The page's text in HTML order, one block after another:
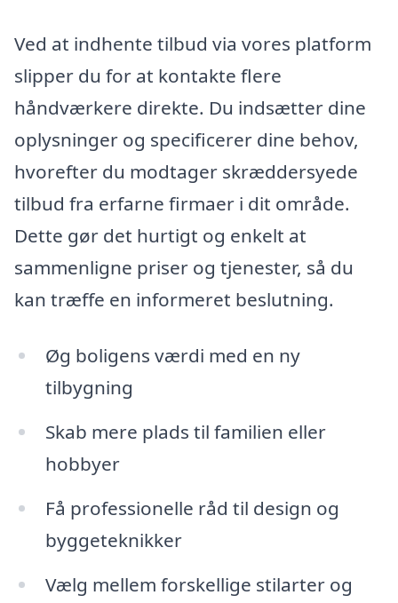
Ved at indhente tilbud via vores platform
slipper du for at kontakte flere
håndværkere direkte. Du indsætter dine
oplysninger og specificerer dine behov,
hvorefter du modtager skræddersyede
tilbud fra erfarne firmaer i dit område.
Dette gør det hurtigt og enkelt at
sammenligne priser og tjenester, så du
kan træffe en informeret beslutning.
Øg boligens værdi med en ny
tilbygning
Skab mere plads til familien eller
hobbyer
Få professionelle råd til design og
byggeteknikker
Vælg mellem forskellige stilarter og